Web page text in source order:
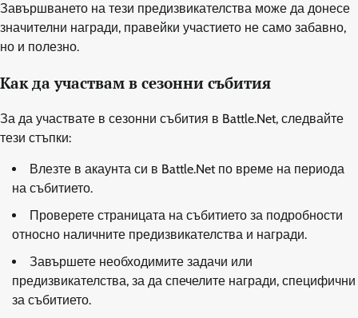
Завършването на тези предизвикателства може да донесе
значителни награди, правейки участието не само забавно,
но и полезно.
Как да участвам в сезонни събития
За да участвате в сезонни събития в Battle.Net, следвайте
тези стъпки:
Влезте в акаунта си в Battle.Net по време на периода
на събитието.
Проверете страницата на събитието за подробности
относно наличните предизвикателства и награди.
Завършете необходимите задачи или
предизвикателства, за да спечелите награди, специфични
за събитието.